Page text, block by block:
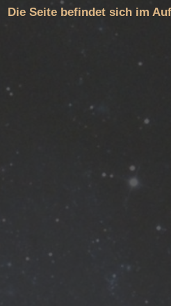
Die Seite befindet sich im